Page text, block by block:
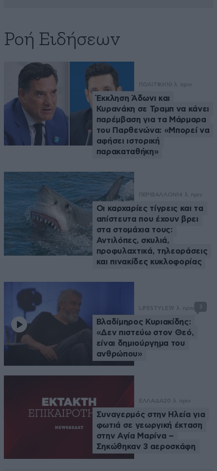
Ροή Ειδήσεων
ΠΟΛΙΤΙΚΗ 10 λ. πριν
Έκκληση Άδωνι και
Κυρανάκη σε Τραμπ να κάνει
παρέμβαση για τα Μάρμαρα
του Παρθενώνα: «Μπορεί να
αφήσει ιστορική
παρακαταθήκη»
ΠΕΡΙΒΑΛΛΟΝ 14 λ. πριν
Οι καρχαρίες τίγρεις και τα
απίστευτα που έχουν βρει
στα στομάχια τους:
Αντιλόπες, σκυλιά,
προφυλαχτικά, τηλεοράσεις
και πινακίδες κυκλοφορίας
LIFESTYLE 19 λ. πριν 3
Βλαδίμηρος Κυριακίδης:
«Δεν πιστεύω στον Θεό,
είναι δημιούργημα του
ανθρώπου»
ΕΛΛΑΔΑ20 λ. πριν
Συναγερμός στην Ηλεία για
φωτιά σε γεωργική έκταση
στην Αγία Μαρίνα –
Σηκώθηκαν 3 αεροσκάφη